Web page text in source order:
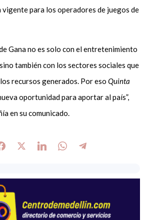
para los operadores de juegos de
Gana no es solo con el entretenimiento
también con los sectores sociales que
recursos generados. Por esoQuinta
oportunidad para aportar al país”,
en su comunicado.